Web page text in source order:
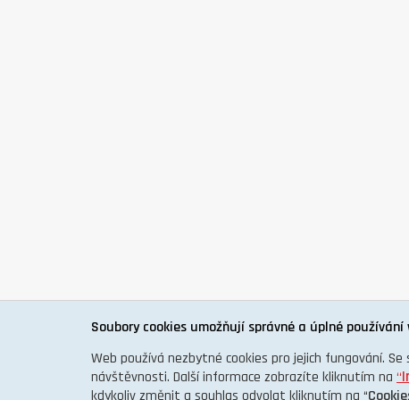
Soubory cookies umožňují správné a úplné používání
Web používá nezbytné cookies pro jejich fungování.
návštěvnosti. Další informace zobrazíte kliknutím na “
kdykoliv změnit a souhlas odvolat kliknutím na “